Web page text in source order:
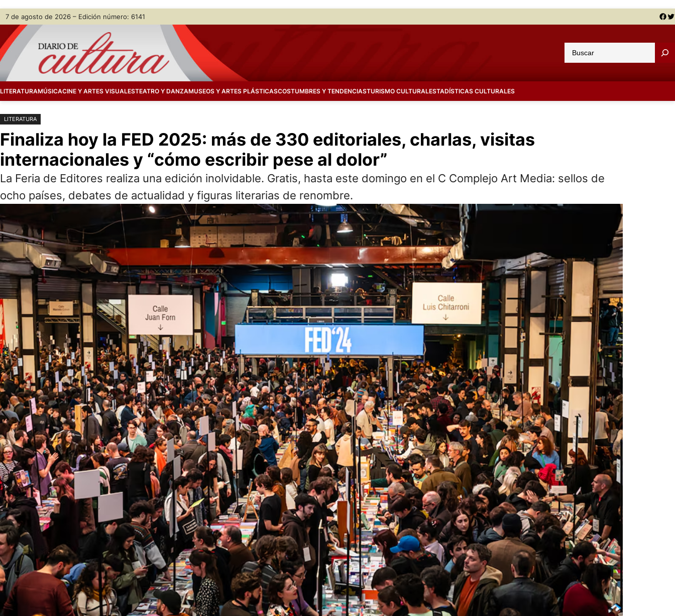
Saltar
contenido
Skip
content
7 de agosto de 2026 – Edición número: 6141 Facebook Twitter
u
a
LITERATURAMÚSICACINE Y ARTES VISUALESTEATRO Y DANZAMUSEOS Y ARTES PLÁSTICASCOSTUMBRES Y TENDENCIASTURISMO CULTURALESTADÍSTICAS CULTURALES
LITERATURA
Finaliza hoy la FED 2025: más de 330 editoriales, charlas, visitas
internacionales y “cómo escribir pese al dolor”
La Feria de Editores realiza una edición inolvidable. Gratis, hasta este domingo en el C Complejo Art Media: sellos de
ocho países, debates de actualidad y figuras literarias de renombre.